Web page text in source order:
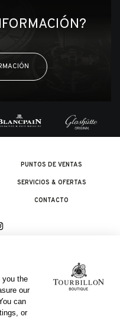
PUNTOS DE VENTAS
SERVICIOS & OFERTAS
CONTACTO